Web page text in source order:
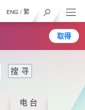
取得
ENG / 繁
电台